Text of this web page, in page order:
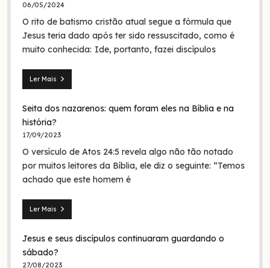
06/05/2024
O rito de batismo cristão atual segue a fórmula que
Jesus teria dado após ter sido ressuscitado, como é
muito conhecida: Ide, portanto, fazei discípulos
Ler Mais
Mateus
O
batismo
de
era
em
nome
Seita dos nazarenos: quem foram eles na Bíblia e na
história?
17/09/2023
O versículo de Atos 24:5 revela algo não tão notado
por muitos leitores da Bíblia, ele diz o seguinte: “Temos
achado que este homem é
Ler Mais
Seita
nazarenos:
quem
foram
Jesus e seus discípulos continuaram guardando o
sábado?
27/08/2023